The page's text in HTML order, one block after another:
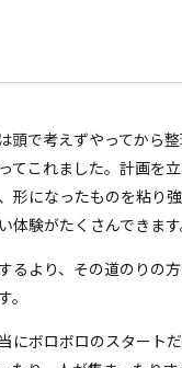
頭で考えずやってから
てこれました。計画を
形になったものを粘り
体験がたくさんできます
るより、その道のりの
。
にボロボロのスタート